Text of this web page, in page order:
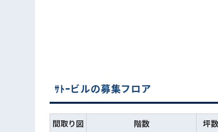
ｻﾄｰビルの募集フロア
間取り図 階数 坪数